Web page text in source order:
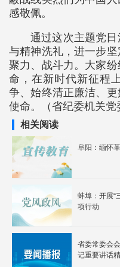
感敬佩。
通过这次主题党
与精神洗礼，进一步
聚力、战斗力。大家
命，在新时代新征程
争、始终清正廉洁、
使命。（省纪委机关党
相关阅读
阜阳：缅怀
蚌埠：开展“
项行动
省委常委会会议强调 认真学
记重要讲话